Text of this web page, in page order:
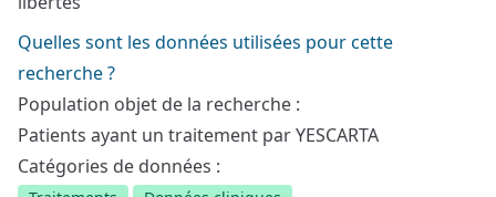
Quelles sont les données utilisées pour cette
recherche ?
Population objet de la recherche :
Patients ayant un traitement par YESCARTA
Catégories de données :